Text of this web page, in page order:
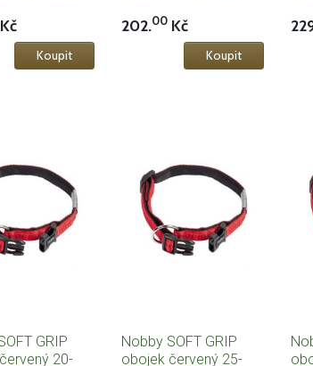
Kč 202.00Kč
GRIP
20-
Nobby SOFT GRIP
obojek červený 25-